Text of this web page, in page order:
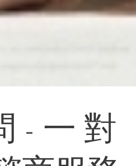
- 一 對